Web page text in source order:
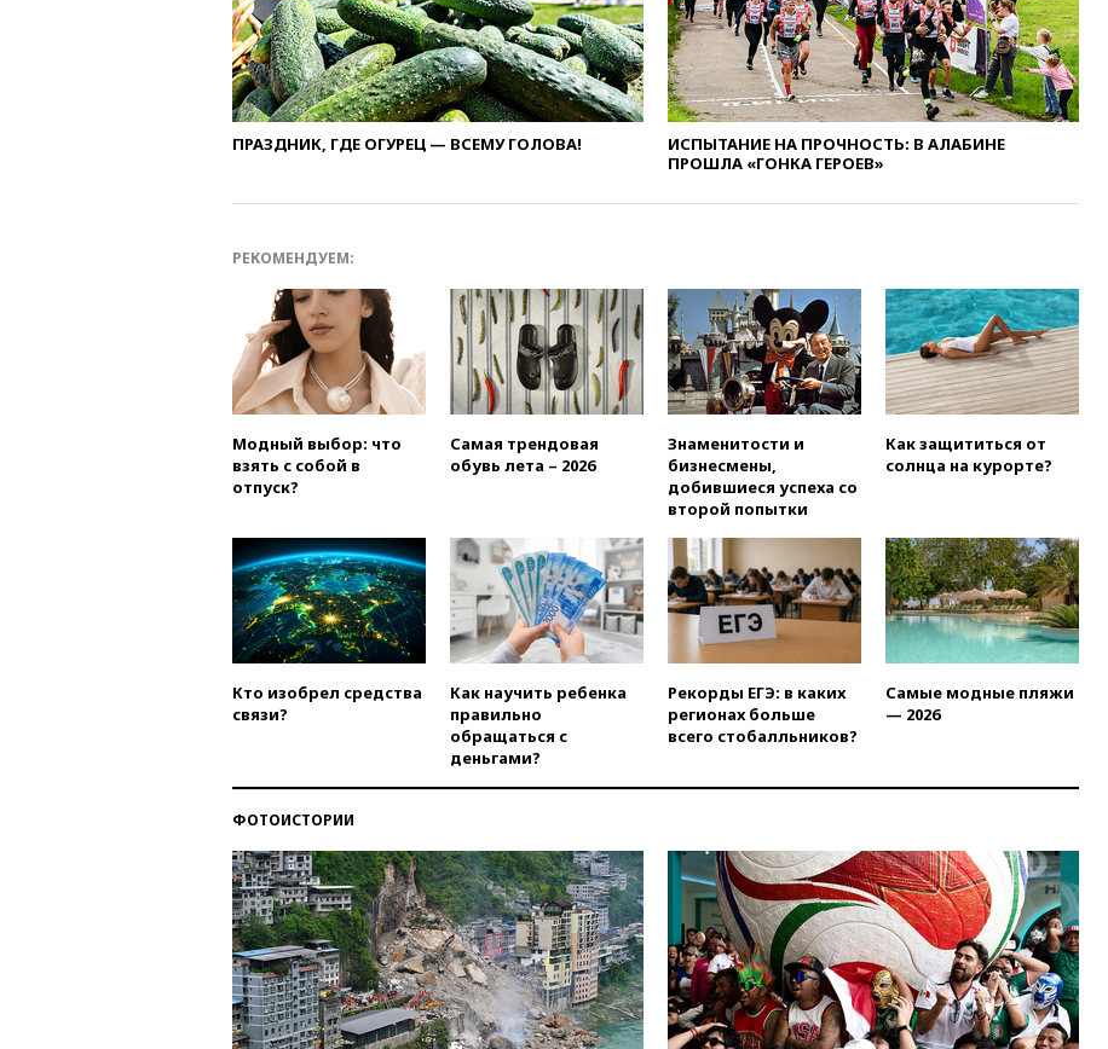
вчера, 21:25Руслан Терновой
выиграл золото чемпионата
Европы в прыжках с 10-
метровой вышки
вчера, 21:10РФ не получала
обращений о прекращении
концессии строительства ж/д
вчера, 20:45Матвиенко:
россиянам могут
рекомендовать не посещать
Армению
вчера, 20:35ПВО за день
беспилотник над Россией
вчера, 20:27
олимпиады для поступления в
вчера, 20:15Минтранс
предложил оплачивать
защиту дорог от БПЛА из
средств на ремонт
вчера, 20:00Зеленский 8
августа посетит Сербию с
официальным визитом
вчера, 19:50Аэропорты Сочи и
Ярославля приостановили
работу
вчера, 19:35WP: Трамп
призвал доноров-
республиканцев поддержать
Вэнса на выборах 2028 года
вчера, 19:20Число ломбардов
ПРАЗДНИК, ГДЕ ОГУРЕЦ — ВСЕМУ ГОЛОВА!
ИСПЫТАНИЕ НА ПРОЧНОСТЬ: В АЛАБИНЕ
ПРОШЛА «ГОНКА ГЕРОЕВ»
РЕКОМЕНДУЕМ:
Модный выбор: что
взять с собой в
отпуск?
Самая трендовая
обувь лета – 2026
Знаменитости и
бизнесмены,
добившиеся успеха со
второй попытки
Как защититься от
солнца на курорте?
Кто изобрел средства
связи?
Как научить ребенка
правильно
обращаться с
деньгами?
Рекорды ЕГЭ: в каких
регионах больше
всего стобалльников?
Самые модные пляжи
— 2026
ФОТОИСТОРИИ